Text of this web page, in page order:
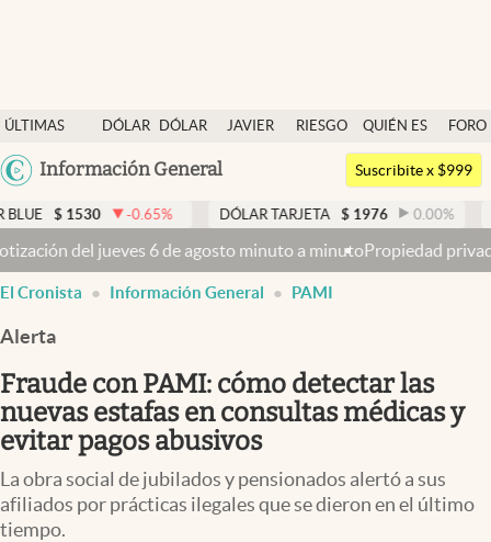
ÚLTIMAS
NOTICIAS
DÓLAR
DÓLAR
JAVIER
RIESGO
QUIÉN ES
QUIÉN
FORO
Argentina
México
USA
Información General
Dólar
Members
Economía y Política
Finanzas y Mercados
Mercados Online
Negocios
Columnistas
Otras secciones
Apertura
Infotechnology
Suscribite x $999
-0.65% DÓLAR TARJETA $ 1976 0.00% DÓLAR
agosto minuto a minutoPropiedad privada: con cruces y
El Cronista Información General PAMI
Alerta
Fraude con PAMI: cómo detectar las
nuevas estafas en consultas médicas y
evitar pagos abusivos
La obra social de jubilados y pensionados alertó a sus
afiliados por prácticas ilegales que se dieron en el último
tiempo.